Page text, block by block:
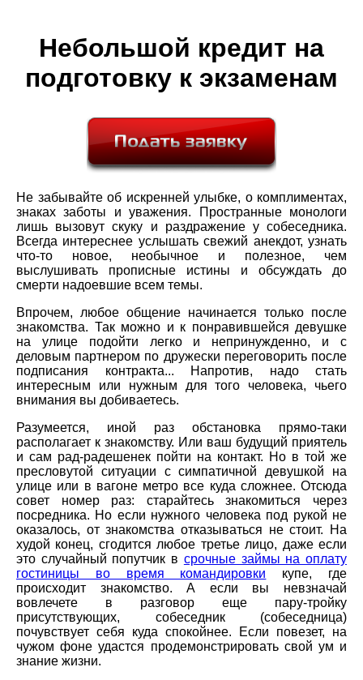
Небольшой кредит на
подготовку к экзаменам
Не забывайте об искренней улыбке, о комплиментах,
знаках заботы и уважения. Пространные монологи
лишь вызовут скуку и раздражение у собеседника.
Всегда интереснее услышать свежий анекдот, узнать
что-то новое, необычное и полезное, чем
выслушивать прописные истины и обсуждать до
смерти надоевшие всем темы.
Впрочем, любое общение начинается только после
знакомства. Так можно и к понравившейся девушке
на улице подойти легко и непринужденно, и с
деловым партнером по дружески переговорить после
подписания контракта... Напротив, надо стать
интересным или нужным для того человека, чьего
внимания вы добиваетесь.
Разумеется, иной раз обстановка прямо-таки
располагает к знакомству. Или ваш будущий приятель
и сам рад-радешенек пойти на контакт. Но в той же
пресловутой ситуации с симпатичной девушкой на
улице или в вагоне метро все куда сложнее. Отсюда
совет номер раз: старайтесь знакомиться через
посредника. Но если нужного человека под рукой не
оказалось, от знакомства отказываться не стоит. На
худой конец, сгодится любое третье лицо, даже если
это случайный попутчик в срочные займы на оплату
гостиницы во время командировки купе, где
происходит знакомство. А если вы невзначай
вовлечете в разговор еще пару-тройку
присутствующих, собеседник (собеседница)
почувствует себя куда спокойнее. Если повезет, на
чужом фоне удастся продемонстрировать свой ум и
знание жизни.